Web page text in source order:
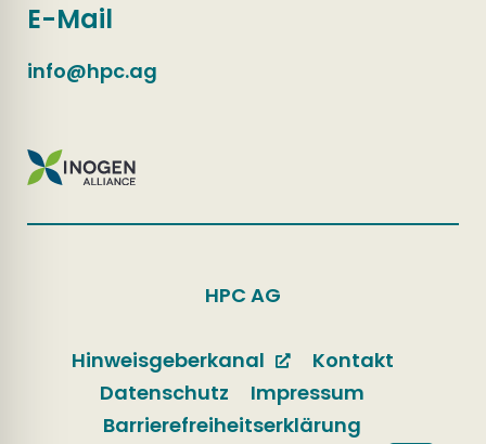
E-Mail
info@hpc.ag
HPC AG
Hinweisgeberkanal
Kontakt
Datenschutz
Impressum
Barrierefreiheitserklärung